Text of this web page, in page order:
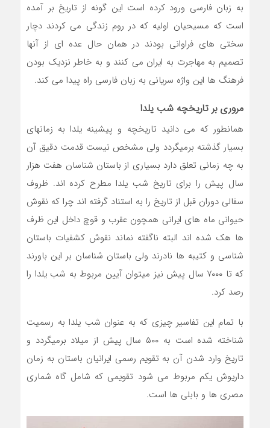
به زبان فارسی ورود کرده است این گونه از تاریخ بر آمده
است که مسیحیان اولیه که در روم زندگی می کردند دچار
سختی های فراوانی بودند در همان حال عده ای از آنها
تصمیم به مهاجرت به ایران می کنند و به خاطر نزدیک بودن
فرهنگ ها این واژه سریانی به زبان فارسی راه پیدا می کند.
مروری بر تاریخچه شب یلدا
همانطور که می دانید تاریخچه و پیشینه یلدا به زمانهای
بسیار گذشته برمیگردد ولی مشخص نیست قدمت دقیق آن
به چه زمانی تعلق دارد بسیاری از باستان شناسان هفت هزار
سال پیش را برای تاریخ شب یلدا مطرح کرده اند. ظروف
سفالی دوران قبل از تاریخ را به استناد گرفته اند چرا که نقوش
حیوانی ماه های ایرانی همچون عقرب و قوچ داخل این ظرف
ها هک شده اند البته ناگفته نماند نقوش کشفیات باستان
شناسی و کتیبه ها نادرند ولی باستان شناسان بر این باورند
که تا ۷۰۰۰ سال پیش نیز میتوان آیین مربوط به شب یلدا را
رصد کرد.
با تمام این تفاسیر چیزی که به عنوان شب یلدا به رسمیت
شناخته شده است به ۵۰۰ سال پیش از میلاد برمیگردد و
تاریخ وارد شدن آن به تقویم رسمی ایرانیان باستان به زمان
داریوش یکم مربوط می شود تقویمی که شامل گاه شماری
مصری ها و بابلی ها است.